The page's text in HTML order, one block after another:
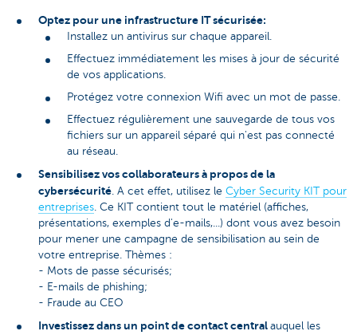
Optez pour une infrastructure IT sécurisée:
Installez un antivirus sur chaque appareil.
Effectuez immédiatement les mises à jour de sécurité
de vos applications.
Protégez votre connexion Wifi avec un mot de passe.
Effectuez régulièrement une sauvegarde de tous vos
fichiers sur un appareil séparé qui n'est pas connecté
au réseau.
Sensibilisez vos collaborateurs à propos de la
cybersécurité. A cet effet, utilisez le Cyber Security KIT pour
entreprises. Ce KIT contient tout le matériel (affiches,
présentations, exemples d'e-mails,...) dont vous avez besoin
pour mener une campagne de sensibilisation au sein de
votre entreprise. Thèmes :
- Mots de passe sécurisés;
- E-mails de phishing;
- Fraude au CEO
Investissez dans un point de contact central auquel les